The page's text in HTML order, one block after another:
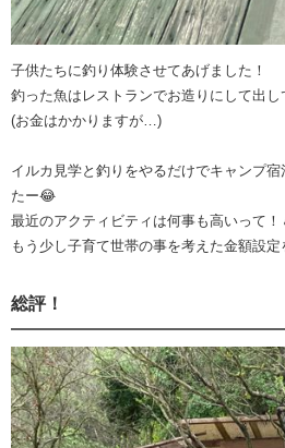
子供たちに釣り体験させてあげました！
釣った魚はレストランでお造りにして出し
(お金はかかりますが…)
イルカ見学と釣りをやるだけでキャンプ
たー😂
最近のアクティビティは何事も高いって！
もう少し子育て世帯の事を考えた金額設定
総評！